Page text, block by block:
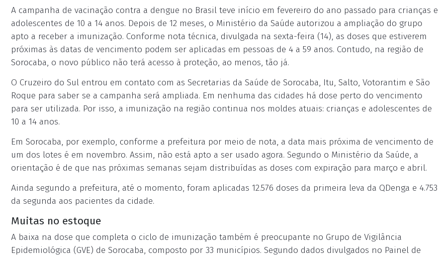
A campanha de vacinação contra a dengue no Brasil teve início em fevereiro do ano passado para crianças e
adolescentes de 10 a 14 anos. Depois de 12 meses, o Ministério da Saúde autorizou a ampliação do grupo
apto a receber a imunização. Conforme nota técnica, divulgada na sexta-feira (14), as doses que estiverem
próximas às datas de vencimento podem ser aplicadas em pessoas de 4 a 59 anos. Contudo, na região de
Sorocaba, o novo público não terá acesso à proteção, ao menos, tão já.
O Cruzeiro do Sul entrou em contato com as Secretarias da Saúde de Sorocaba, Itu, Salto, Votorantim e São
Roque para saber se a campanha será ampliada. Em nenhuma das cidades há dose perto do vencimento
para ser utilizada. Por isso, a imunização na região continua nos moldes atuais: crianças e adolescentes de
10 a 14 anos.
Em Sorocaba, por exemplo, conforme a prefeitura por meio de nota, a data mais próxima de vencimento de
um dos lotes é em novembro. Assim, não está apto a ser usado agora. Segundo o Ministério da Saúde, a
orientação é de que nas próximas semanas sejam distribuídas as doses com expiração para março e abril.
Ainda segundo a prefeitura, até o momento, foram aplicadas 12.576 doses da primeira leva da QDenga e 4.753
da segunda aos pacientes da cidade.
Muitas no estoque
A baixa na dose que completa o ciclo de imunização também é preocupante no Grupo de Vigilância
Epidemiológica (GVE) de Sorocaba, composto por 33 municípios. Segundo dados divulgados no Painel de